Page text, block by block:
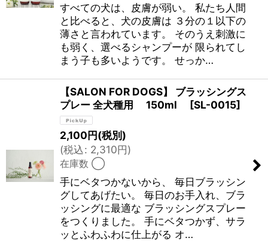
すべての犬は、皮膚が弱い。 私たち人間
と比べると、犬の皮膚は ３分の１以下の
薄さと言われています。 そのうえ刺激に
も弱く、選べるシャンプーが 限られてし
まう子も多いようです。 せっか…
【SALON FOR DOGS】 ブラッシングス
プレー 全犬種用 150ml
[SL-0015]
2,100円(税別)
(税込: 2,310円)
在庫数 ◯
手にベタつかないから、 毎日ブラッシン
グしてあげたい。 毎日のお手入れ、ブラ
ッシングに最適な ブラッシングスプレー
をつくりました。 手にベタつかず、サラ
ッとふわふわに仕上がる オ…